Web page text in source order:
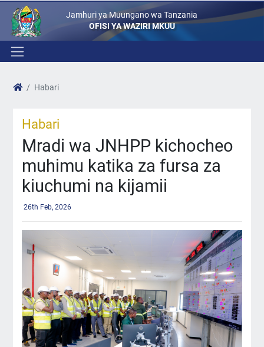
Jamhuri ya Muungano wa Tanzania
OFISI YA WAZIRI MKUU
Habari
Habari
Mradi wa JNHPP kichocheo
muhimu katika za fursa za
kiuchumi na kijamii
26th Feb, 2026